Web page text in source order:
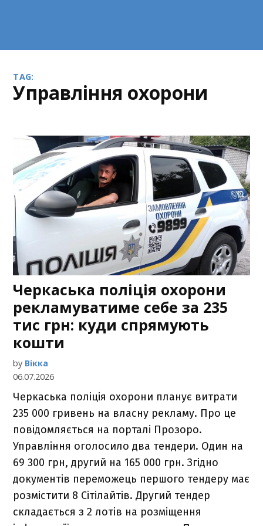
TAG:
управління охорони
Черкаська поліція охорони
рекламуватиме себе за 235
тис грн: куди спрямують
кошти
by Вікка
06.07.2026
Черкаська поліція охорони планує витрати
235 000 гривень на власну рекламу. Про це
повідомляється на порталі Прозоро.
Управління оголосило два тендери. Один на
69 300 грн, другий на 165 000 грн. Згідно
документів переможець першого тендеру має
розмістити 8 Сітілайтів. Другий тендер
складається з 2 лотів на розміщення